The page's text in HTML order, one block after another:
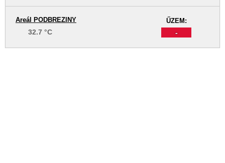
ŰZEM:
-
Areál PODBREZINY
32.7 °C